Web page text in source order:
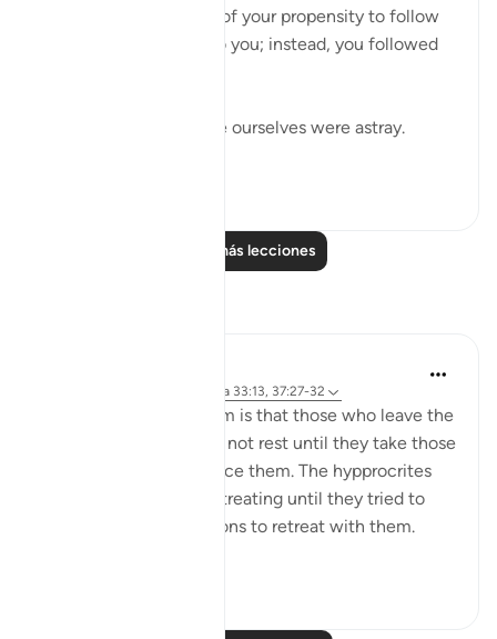
you joined us because of your propensity to follow
error. We did nothing to you; instead, you followed
If we led you astray, we ourselves were astray.
Leer más lecciones
aleya 33:13, 37:27-32
One lesson to draw from is that those who leave the
obedience of Allah will not rest until they take those
who are on his obedience them. The hypprocrites
here couldnt stop at retreating until they tried to
convince the companions to retreat with them.